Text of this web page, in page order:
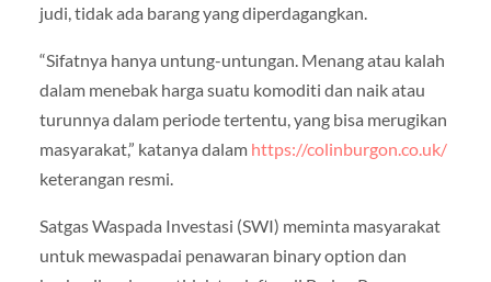
judi, tidak ada barang yang diperdagangkan.
“Sifatnya hanya untung-untungan. Menang atau kalah
dalam menebak harga suatu komoditi dan naik atau
turunnya dalam periode tertentu, yang bisa merugikan
masyarakat,” katanya dalam https://colinburgon.co.uk/
keterangan resmi.
Satgas Waspada Investasi (SWI) meminta masyarakat
untuk mewaspadai penawaran binary option dan